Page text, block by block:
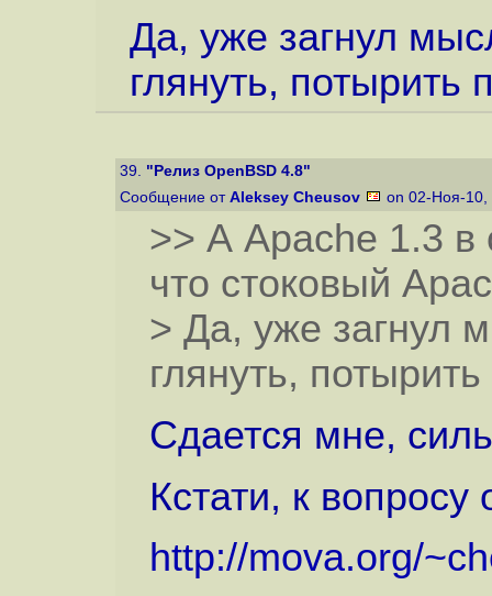
Да, уже загнул
глянуть, потырить
39. "Релиз OpenBSD 4.8"
Сообщение от Aleksey Cheusov on 02-Ноя-
>> А Apache 1.3 в
что стоковый
> Да, уже загнул
глянуть,
Сдается мне,
Кстати, к вопросу
http://mova.org/